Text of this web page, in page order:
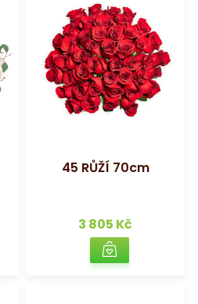
45 RŮŽÍ 70cm
3 805 Kč